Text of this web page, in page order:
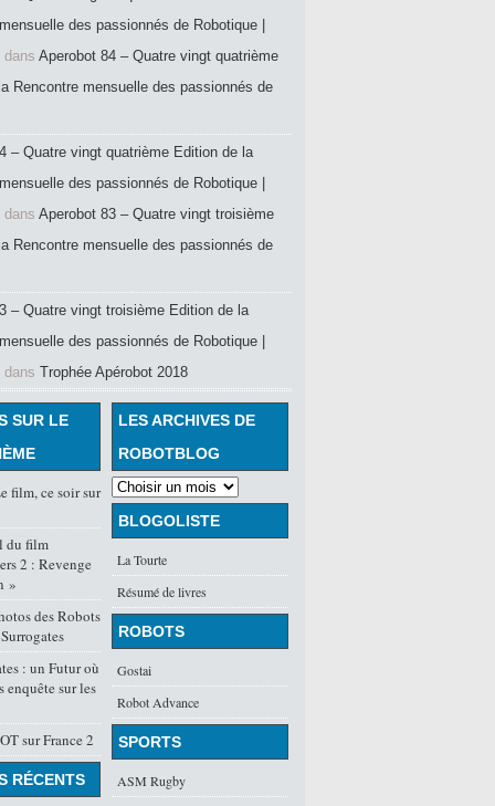
des passionnés de Robotique |
dans Aperobot 84 – Quatre vingt quatrième
Rencontre mensuelle des passionnés de
– Quatre vingt quatrième Edition de la
des passionnés de Robotique |
dans Aperobot 83 – Quatre vingt troisième
Rencontre mensuelle des passionnés de
– Quatre vingt troisième Edition de la
des passionnés de Robotique |
dans Trophée Apérobot 2018
LES ARCHIVES DE
ROBOTBLOG
BLOGOLISTE
La Tourte
Résumé de livres
ROBOTS
Gostai
Robot Advance
SPORTS
ASM Rugby
SUR LE
film, ce soir sur
du film
2 : Revenge
»
des Robots
: un Futur où
sur les
sur France 2
RÉCENTS